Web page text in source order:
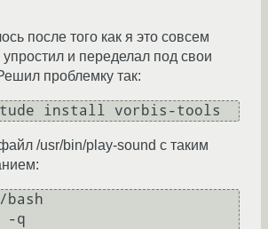
после того как я это совсем
и переделал под свои
проблемку так:
install vorbis-tools
/usr/bin/play-sound с таким
-q